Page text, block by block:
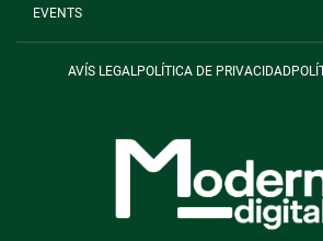
EVENTS
AVÍS LEGALPOLÍTICA DE PRIVACIDAD